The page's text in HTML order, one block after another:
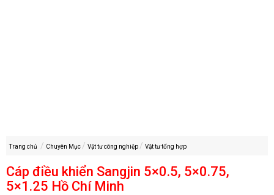
Trang chủ Chuyên Mục Vật tư công nghiệp Vật tư tổng hợp
Cáp điều khiển Sangjin 5×0.5, 5×0.75,
5×1.25 Hồ Chí Minh